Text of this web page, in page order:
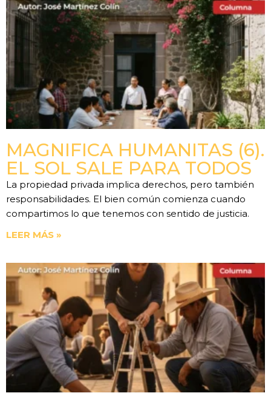
MAGNIFICA HUMANITAS (6).
EL SOL SALE PARA TODOS
La propiedad privada implica derechos, pero también
responsabilidades. El bien común comienza cuando
compartimos lo que tenemos con sentido de justicia.
LEER MÁS »